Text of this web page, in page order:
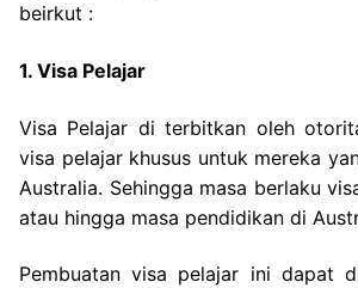
beirkut :
1. Visa Pelajar
Visa Pelajar di terbitkan oleh
visa pelajar khusus untuk mereka
Australia. Sehingga masa berlaku
atau hingga masa pendidikan di
Pembuatan visa pelajar ini dapat